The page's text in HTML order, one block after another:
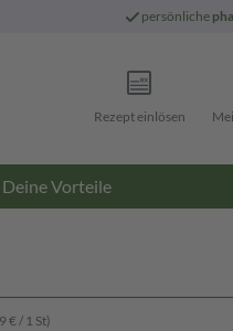
persönliche
Rezept einlösen
Deine Vorteile
€ / 1 St)